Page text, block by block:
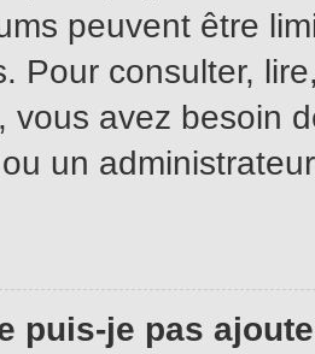
peuvent être
Pour consulter,
vous avez besoin
un
puis-je pas